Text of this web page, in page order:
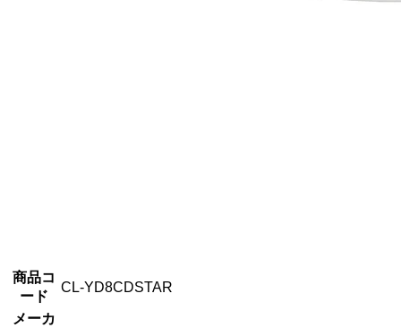
商品コ
ード
CL-YD8CDSTAR
メーカ